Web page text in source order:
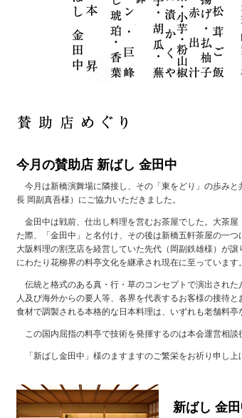
今月の賛助店 新ばし 金田中
今月は新橋演舞場に隣接し、その「東をどり」の歩み
長 岡副真吾様）にご協力いただきました。
金田中は戦前、仕出し料理を営むお茶屋でした。大茶
た際、「金田中」と名付け、その後は新橋五軒茶屋の一
大阪料理の割烹店を経営していた先代（岡副鉄雄様）が
にわたり花柳界の料亭文化を継承され現在に至っています。
伝統と格式のある真・行・草のコンセプトで演出され
人及び海外からの要人等、各界を代表するお客様の接待
食材で調製される本格的な日本料理は、いずれも老舗料亭
この国内屈指の料亭で技術を発揮するのは本会運営相談
「新ばし金田中」様のますますのご繁栄をお祈り申し上
新ばし 金